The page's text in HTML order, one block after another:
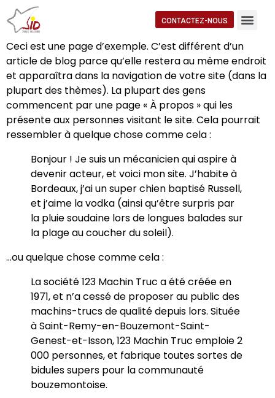
CONTACTEZ-NOUS
Ceci est une page d’exemple. C’est différent d’un
article de blog parce qu’elle restera au même endroit
et apparaîtra dans la navigation de votre site (dans la
plupart des thèmes). La plupart des gens
commencent par une page « À propos » qui les
présente aux personnes visitant le site. Cela pourrait
ressembler à quelque chose comme cela :
Bonjour ! Je suis un mécanicien qui aspire à
devenir acteur, et voici mon site. J’habite à
Bordeaux, j’ai un super chien baptisé Russell,
et j’aime la vodka (ainsi qu’être surpris par
la pluie soudaine lors de longues balades sur
la plage au coucher du soleil).
…ou quelque chose comme cela :
La société 123 Machin Truc a été créée en
1971, et n’a cessé de proposer au public des
machins-trucs de qualité depuis lors. Située
à Saint-Remy-en-Bouzemont-Saint-
Genest-et-Isson, 123 Machin Truc emploie 2
000 personnes, et fabrique toutes sortes de
bidules supers pour la communauté
bouzemontoise.